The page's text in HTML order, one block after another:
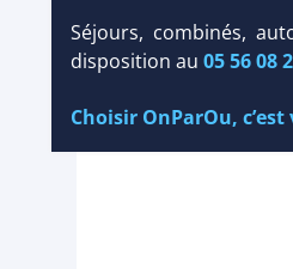
Séjours, combinés,
disposition au 05 56 08
Choisir OnParOu,